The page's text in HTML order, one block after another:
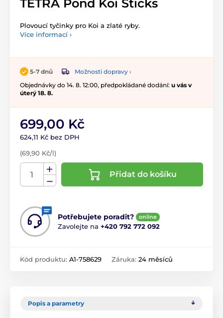
TETRA Pond Koi Sticks
Plovoucí tyčinky pro Koi a zlaté ryby.
Více informací ›
5-7 dnů
Možnosti dopravy ›
Objednávky do 14. 8. 12:00, předpokládané dodání: u vás v
úterý 18. 8.
699,00 Kč
624,11 Kč bez DPH
(69,90 Kč/l)
Přidat do košíku
Potřebujete poradit? online
Zavolejte na +420 792 772 092
Kód produktu: A1-758629 Záruka: 24 měsíců
Popis a parametry